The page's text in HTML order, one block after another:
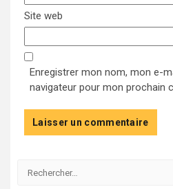
Site web
Enregistrer mon nom, mon e-
navigateur pour mon prochain
Rechercher :